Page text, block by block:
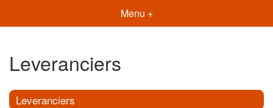
Menu +
Leveranciers
Leveranciers